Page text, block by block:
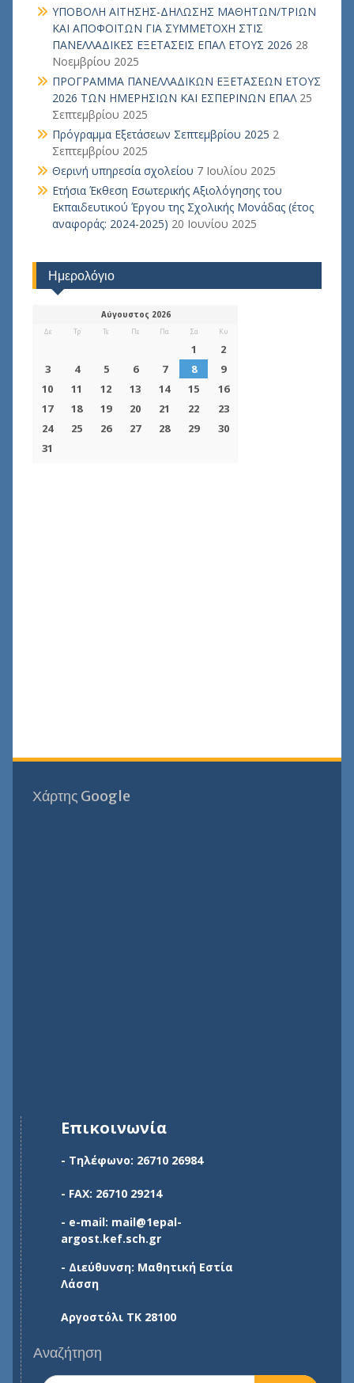
ΥΠΟΒΟΛΗ ΑΙΤΗΣΗΣ-ΔΗΛΩΣΗΣ ΜΑΘΗΤΩΝ/ΤΡΙΩΝ
ΚΑΙ ΑΠΟΦΟΙΤΩΝ ΓΙΑ ΣΥΜΜΕΤΟΧΗ ΣΤΙΣ
ΠΑΝΕΛΛΑΔΙΚΕΣ ΕΞΕΤΑΣΕΙΣ ΕΠΑΛ ΕΤΟΥΣ 2026 28
Νοεμβρίου 2025
ΠΡΟΓΡΑΜΜΑ ΠΑΝΕΛΛΑΔΙΚΩΝ ΕΞΕΤΑΣΕΩΝ ΕΤΟΥΣ
2026 ΤΩΝ ΗΜΕΡΗΣΙΩΝ ΚΑΙ ΕΣΠΕΡΙΝΩΝ ΕΠΑΛ 25
Σεπτεμβρίου 2025
Πρόγραμμα Εξετάσεων Σεπτεμβρίου 2025 2
Σεπτεμβρίου 2025
Θερινή υπηρεσία σχολείου 7 Ιουλίου 2025
Ετήσια Έκθεση Εσωτερικής Αξιολόγησης του
Εκπαιδευτικού Έργου της Σχολικής Μονάδας (έτος
αναφοράς: 2024-2025) 20 Ιουνίου 2025
Ημερολόγιο
Χάρτης Google
Επικοινωνία
- Τηλέφωνο: 26710 26984
- FAX: 26710 29214
- e-mail: mail@1epal-
argost.kef.sch.gr
- Διεύθυνση: Μαθητική Εστία
Λάσση
Αργοστόλι ΤΚ 28100
Αναζήτηση